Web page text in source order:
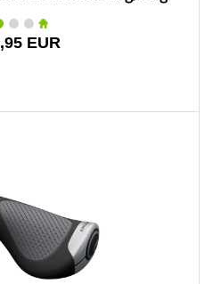
EUR